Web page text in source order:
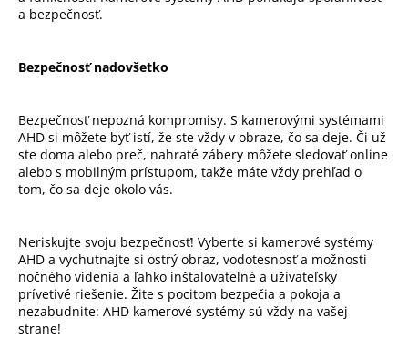
a bezpečnosť.
Bezpečnosť nadovšetko
Bezpečnosť nepozná kompromisy. S kamerovými systémami
AHD si môžete byť istí, že ste vždy v obraze, čo sa deje. Či už
ste doma alebo preč, nahraté zábery môžete sledovať online
alebo s mobilným prístupom, takže máte vždy prehľad o
tom, čo sa deje okolo vás.
Neriskujte svoju bezpečnosť! Vyberte si kamerové systémy
AHD a vychutnajte si ostrý obraz, vodotesnosť a možnosti
nočného videnia a ľahko inštalovateľné a užívateľsky
prívetivé riešenie. Žite s pocitom bezpečia a pokoja a
nezabudnite: AHD kamerové systémy sú vždy na vašej
strane!